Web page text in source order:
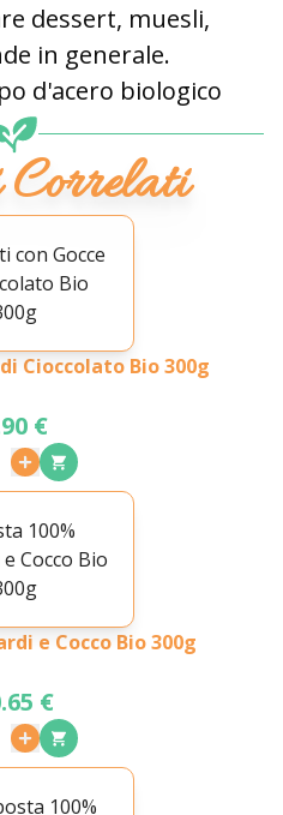
dessert, muesli,
in generale.
d'acero biologico
Cioccolato Bio 300g
€
e Cocco Bio 300g
€